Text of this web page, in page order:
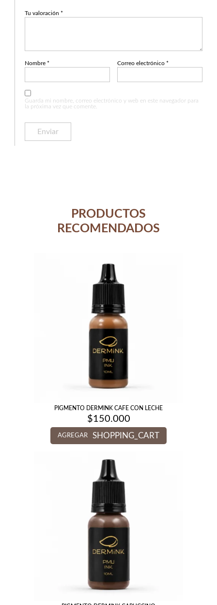
Tu valoración *
Nombre * Correo electrónico *
Guarda mi nombre, correo electrónico y web en este navegador para
la próxima vez que comente.
PRODUCTOS
RECOMENDADOS
PIGMENTO DERMINK CAFE CON LECHE
$150.000
AGREGAR SHOPPING_CART